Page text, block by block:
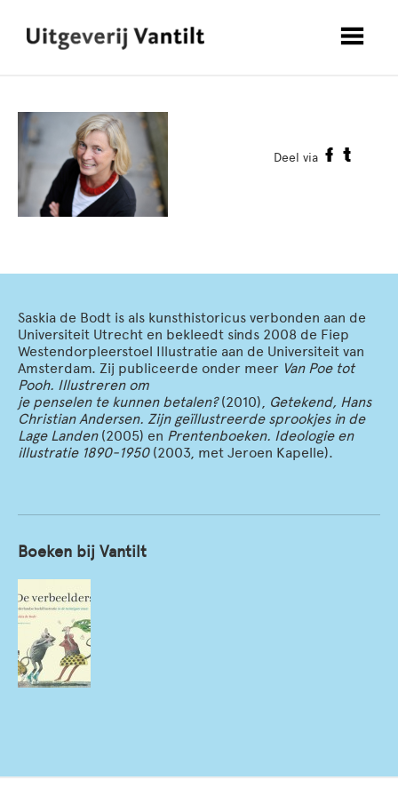
Deel via
Saskia de Bodt is als kunsthistoricus verbonden aan de
Universiteit Utrecht en bekleedt sinds 2008 de Fiep
Westendorpleerstoel Illustratie aan de Universiteit van
Amsterdam. Zij publiceerde onder meer Van Poe tot
Pooh. Illustreren om
je penselen te kunnen betalen?(2010), Getekend, Hans
Christian Andersen. Zijn geïllustreerde sprookjes in de
Lage Landen(2005) en Prentenboeken. Ideologie en
illustratie 1890-1950(2003, met Jeroen Kapelle).
Boeken bij Vantilt